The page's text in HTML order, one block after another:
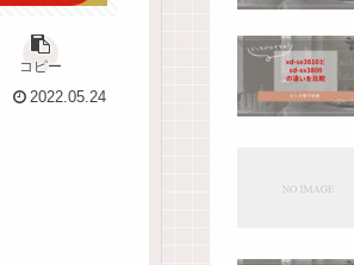
コピー
2022.05.24